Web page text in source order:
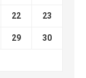
22 23
29 30